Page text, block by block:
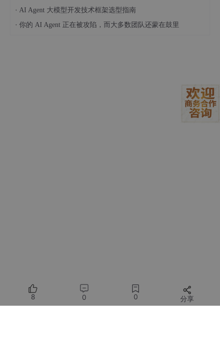
· AI Agent 大模型开发技术框架选型指南
· 你的 AI Agent 正在被攻陷，而大多数团队还蒙在鼓里
8 0
0 分享